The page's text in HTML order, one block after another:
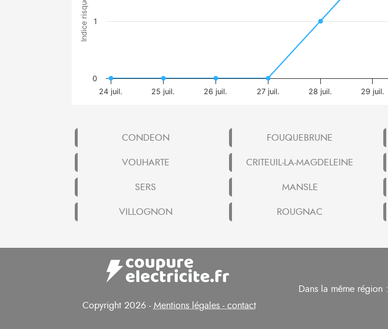
24 juil. 25 juil. 26 juil. 27 juil. 28 juil. 29 juil.
0
1
CONDEON FOUQUEBRUNE
VOUHARTE
CRITEUIL-LA-MAGDELEINE
SERS
MANSLE
VILLOGNON
ROUGNAC
Copyright 2026 -Mentions légales - contact
Dans la même région :